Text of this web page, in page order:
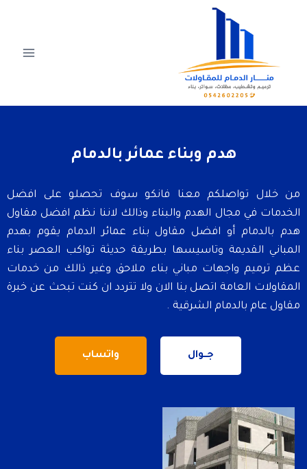
هدم وبناء عمائر بالدمام
من خلال تواصلكم معنا فانكو سوف تحصلو على افضل
الخدمات في مجال الهدم والبناء وذالك لاننا نظم افضل مقاول
هدم بالدمام أو افضل مقاول بناء عمائر الدمام يقوم بهدم
المباني القديمة وتاسيسها بطريقة حديثة تواكب العصر بناء
عظم ترميم واجهات مباني بناء ملاحق وغير ذالك من خدمات
المقاولات العامة اتصل بنا الان ولا تتردد ان كنت تبحث عن خبرة
مقاول عام بالدمام الشرقية .
جــوال واتساب